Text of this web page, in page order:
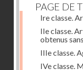
PAGE DE
Ire classe.
IIe classe.
obtenus
IIIe classe.
IVe classe.